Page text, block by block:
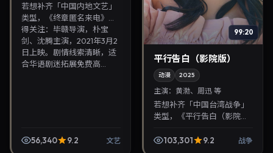
若想补齐「中国内地文艺」
类型，《终章匿名来电》值
得关注：毕赣导演，朴宝
剑、沈腾主演，2021年3月2
日上映。剧情线索清晰，适
合华语剧迷拓展免费高...
56,340 9.2 文艺
99:20
平行告白（影院版）
动漫 2025
主演：黄渤、周迅 等
若想补齐「中国台湾战争」
类型，《平行告白（影院
导演，黄渤、周迅主演，
103,301 9.2 战争